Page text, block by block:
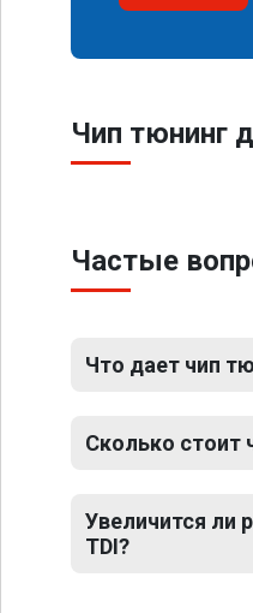
Чип тюнинг
Частые
Что дает чип
Сколько стоит
Увеличится ли
TDI?